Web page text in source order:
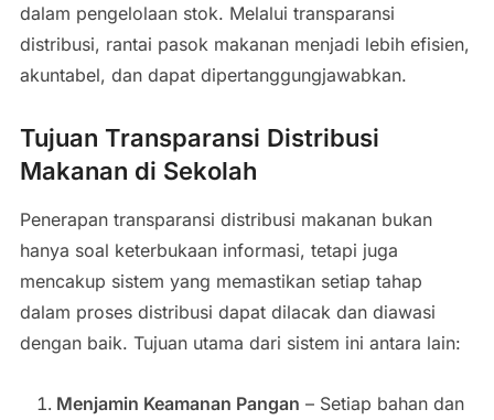
dalam pengelolaan stok. Melalui transparansi
distribusi, rantai pasok makanan menjadi lebih efisien,
akuntabel, dan dapat dipertanggungjawabkan.
Tujuan Transparansi Distribusi
Makanan di Sekolah
Penerapan transparansi distribusi makanan bukan
hanya soal keterbukaan informasi, tetapi juga
mencakup sistem yang memastikan setiap tahap
dalam proses distribusi dapat dilacak dan diawasi
dengan baik. Tujuan utama dari sistem ini antara lain:
Menjamin Keamanan Pangan – Setiap bahan dan